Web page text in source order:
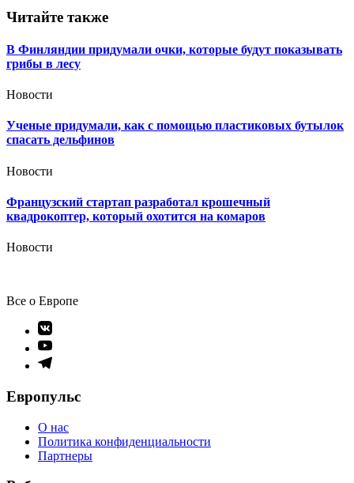
Читайте также
В Финляндии придумали очки, которые будут показывать
грибы в лесу
Новости
Ученые придумали, как с помощью пластиковых бутылок
спасать дельфинов
Новости
Французский стартап разработал крошечный
квадрокоптер, который охотится на комаров
Новости
Все о Европе
Элемент
меню
Элемент
меню
Элемент
Европульс
О нас
Политика конфиденциальности
Партнеры